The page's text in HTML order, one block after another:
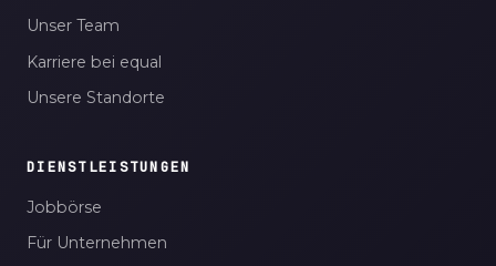
Unser Team
Karriere bei equal
Unsere Standorte
DIENSTLEISTUNGEN
Jobbörse
Für Unternehmen